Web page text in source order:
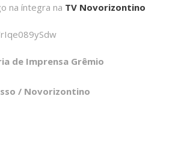
na íntegra na TV Novorizontino
de Imprensa Grêmio
/ Novorizontino